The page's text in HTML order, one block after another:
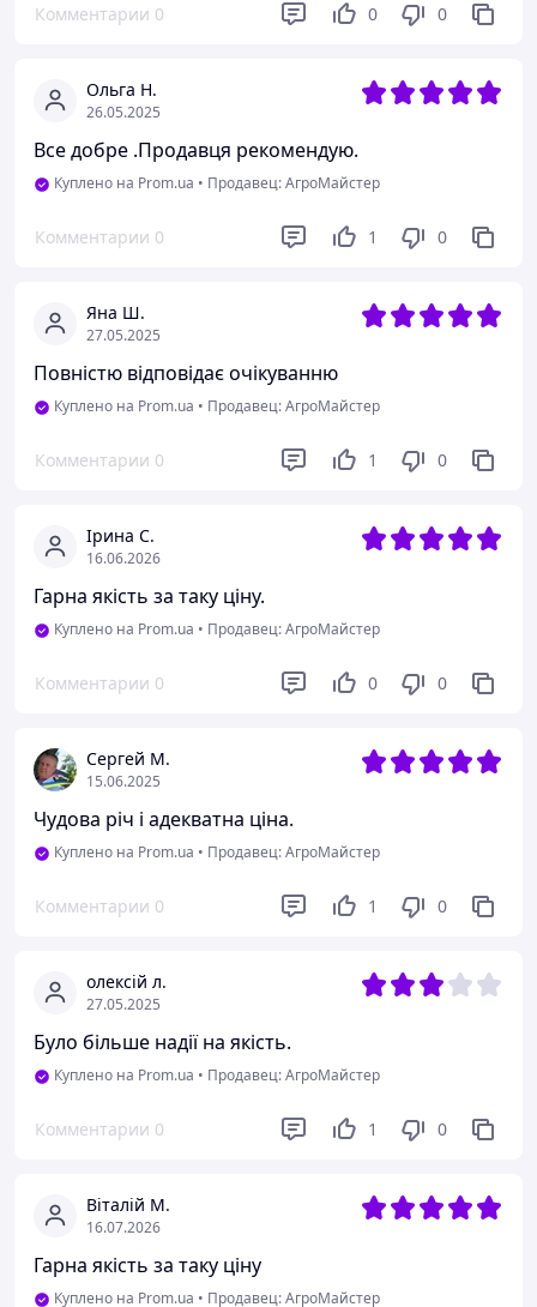
Комментарии 0 0 0
Ольга Н.
26.05.2025
Все добре .Продавця рекомендую.
Куплено на Prom.ua • Продавец: АгроМайстер
Комментарии 0 1 0
Яна Ш.
27.05.2025
Повністю відповідає очікуванню
Куплено на Prom.ua • Продавец: АгроМайстер
Комментарии 0 1 0
Ірина С.
16.06.2026
Гарна якість за таку ціну.
Куплено на Prom.ua • Продавец: АгроМайстер
Комментарии 0 0 0
Сергей М.
15.06.2025
Чудова річ і адекватна ціна.
Куплено на Prom.ua • Продавец: АгроМайстер
Комментарии 0 1 0
олексій л.
27.05.2025
Було більше надії на якість.
Куплено на Prom.ua • Продавец: АгроМайстер
Комментарии 0 1 0
Віталій М.
16.07.2026
Гарна якість за таку ціну
Куплено на Prom.ua • Продавец: АгроМайстер